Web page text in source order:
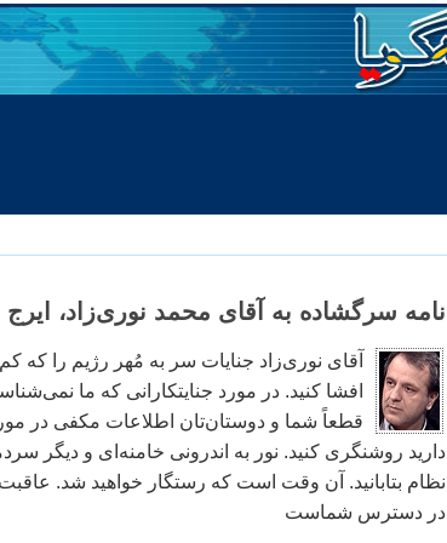
نامه سرگشاده به آقای محمد نوری‌زاد،
آقای نوری‌زاد جنايات سر به مُهر رژيم را که کم
افشا کنيد. در مورد جنايتکارانی که ما
قطعاً شما و دوستان‌تان اطلاعات مکفی در
داريد روشنگری کنيد. نور به اندرونی خامنه‌ای و ديگر
نظام بتابانيد. آن وقت است که رستگار خواهيد شد.
در دسترس شماست